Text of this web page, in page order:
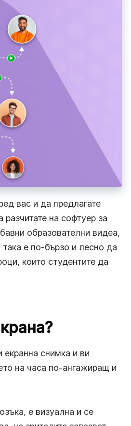
Запишете Уеб Камерата
Записвайте само уеб камерата
Записвайте Стрийминг
Заснемайте стрийминг видеа със
вас и да предлагате
на софтуер за
образователни видеа,
е по-бързо и лесно да
които студентите да
снимка и ви
на часа по-ангажиращ и
е визуална и се